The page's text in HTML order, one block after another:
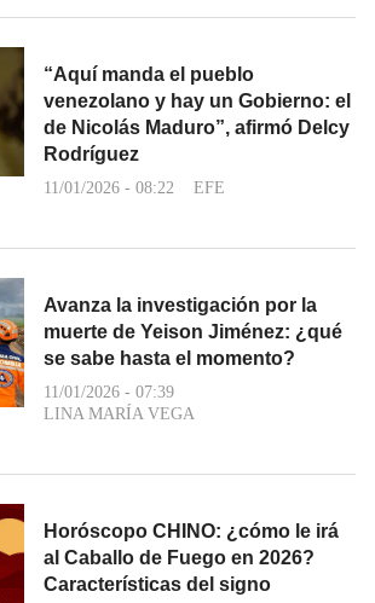
“Aquí manda el pueblo
venezolano y hay un Gobierno: el
de Nicolás Maduro”, afirmó Delcy
Rodríguez
11/01/2026 - 08:22 EFE
Avanza la investigación por la
muerte de Yeison Jiménez: ¿qué
se sabe hasta el momento?
11/01/2026 - 07:39
LINA MARÍA VEGA
Horóscopo CHINO: ¿cómo le irá
al Caballo de Fuego en 2026?
Características del signo